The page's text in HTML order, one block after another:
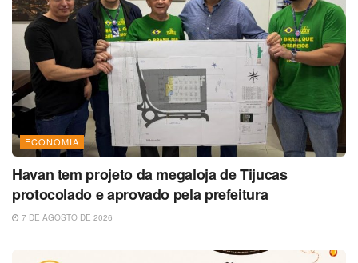
ECONOMIA
Havan tem projeto da megaloja de Tijucas
protocolado e aprovado pela prefeitura
7 DE AGOSTO DE 2026